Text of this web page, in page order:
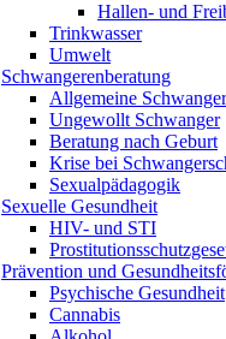
Hallen- und
Trinkwasser
Umwelt
Schwangerenberatung
Allgemeine
Ungewollt Schwanger
Beratung nach Geburt
Krise bei
Sexualpädagogik
Sexuelle Gesundheit
HIV- und STI
Prävention und
Psychische Gesundheit
Cannabis